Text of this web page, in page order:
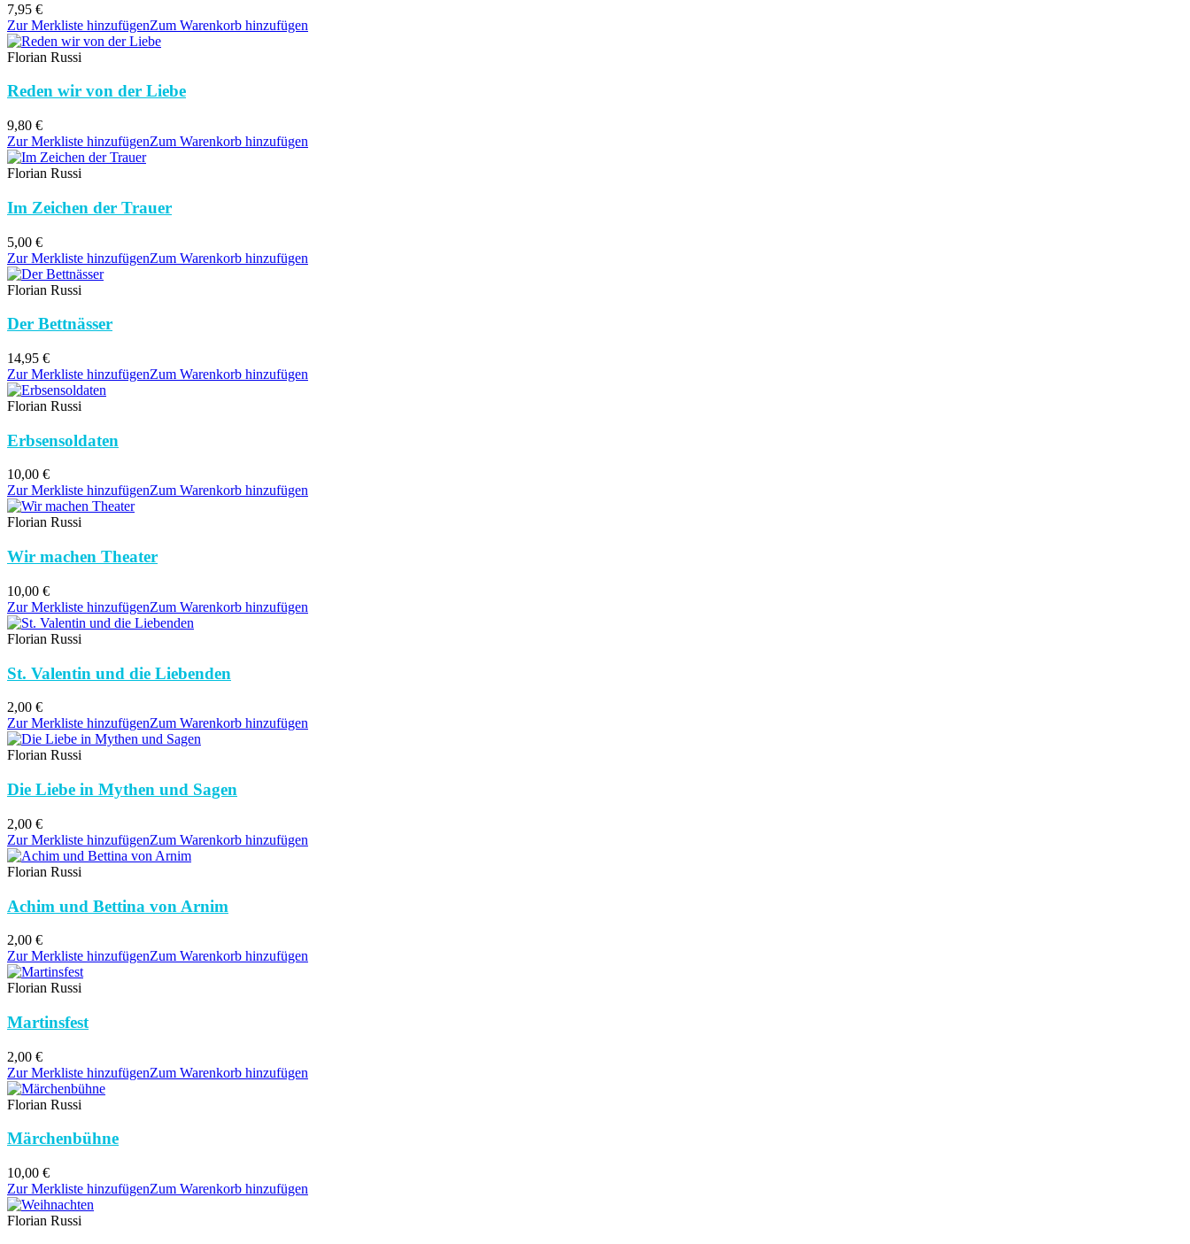
7,95 €
Zur Merkliste hinzufügenZum Warenkorb hinzufügen
Florian Russi
Reden wir von der Liebe
9,80 €
Zur Merkliste hinzufügenZum Warenkorb hinzufügen
Florian Russi
Im Zeichen der Trauer
5,00 €
Zur Merkliste hinzufügenZum Warenkorb hinzufügen
Florian Russi
Der Bettnässer
14,95 €
Zur Merkliste hinzufügenZum Warenkorb hinzufügen
Florian Russi
Erbsensoldaten
10,00 €
Zur Merkliste hinzufügenZum Warenkorb hinzufügen
Florian Russi
Wir machen Theater
10,00 €
Zur Merkliste hinzufügenZum Warenkorb hinzufügen
Florian Russi
St. Valentin und die Liebenden
2,00 €
Zur Merkliste hinzufügenZum Warenkorb hinzufügen
Florian Russi
Die Liebe in Mythen und Sagen
2,00 €
Zur Merkliste hinzufügenZum Warenkorb hinzufügen
Florian Russi
Achim und Bettina von Arnim
2,00 €
Zur Merkliste hinzufügenZum Warenkorb hinzufügen
Florian Russi
Martinsfest
2,00 €
Zur Merkliste hinzufügenZum Warenkorb hinzufügen
Florian Russi
Märchenbühne
10,00 €
Zur Merkliste hinzufügenZum Warenkorb hinzufügen
Florian Russi